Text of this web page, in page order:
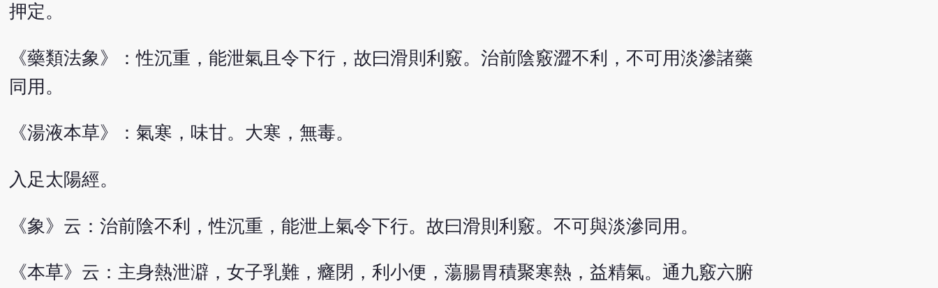
押定。
《藥類法象》：性沉重，能泄氣且令下行，故曰滑則利竅。治前陰竅澀不利，不可用淡滲諸藥
同用。
《湯液本草》：氣寒，味甘。大寒，無毒。
入足太陽經。
《象》云：治前陰不利，性沉重，能泄上氣令下行。故曰滑則利竅。不可與淡滲同用。
《本草》云：主身熱泄澼，女子乳難，癃閉，利小便，蕩腸胃積聚寒熱，益精氣。通九竅六腑